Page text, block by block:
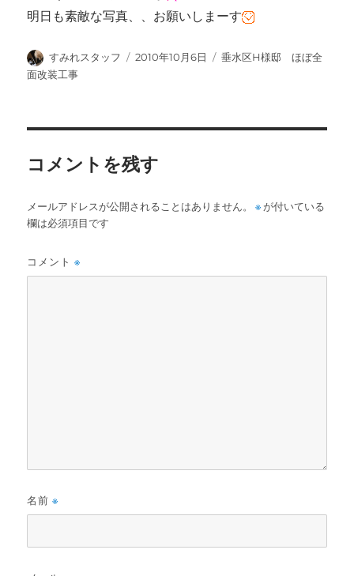
明日も素敵な写真、、お願いしまーす
投
稿
すみれスタッフ
投
2010年10月6日
カ
垂水区H様邸 ほぼ全
面改装工事
コメントを残す
メールアドレスが公開されることはありません。 ※ が付いている
欄は必須項目です
コメント※
名前※